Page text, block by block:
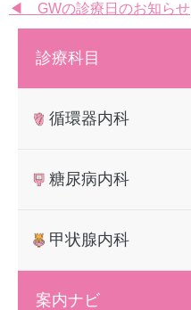
投
ン
◀ GWの診療日のお知らせ
診療科目
循環器内科
糖尿病内科
甲状腺内科
案内ナビ